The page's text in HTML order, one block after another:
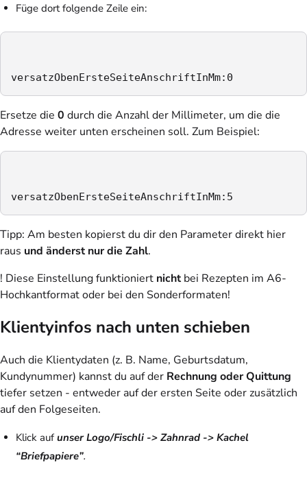
Füge dort folgende Zeile ein:
versatzObenErsteSeiteAnschriftInMm:0
Ersetze die 0 durch die Anzahl der Millimeter, um die die
Adresse weiter unten erscheinen soll. Zum Beispiel:
versatzObenErsteSeiteAnschriftInMm:5
Tipp: Am besten kopierst du dir den Parameter direkt hier
raus und änderst nur die Zahl.
! Diese Einstellung funktioniert nichtbei Rezepten im A6-
Hochkantformat oder bei den Sonderformaten!
Klientyinfos nach unten schieben
Auch die Klientydaten (z. B. Name, Geburtsdatum,
Kundynummer) kannst du auf der Rechnung oder Quittung
tiefer setzen - entweder auf der ersten Seite oder zusätzlich
auf den Folgeseiten.
Klick auf unser Logo/Fischli -> Zahnrad -> Kachel
“Briefpapiere”.